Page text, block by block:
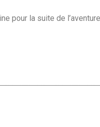
pour la suite de